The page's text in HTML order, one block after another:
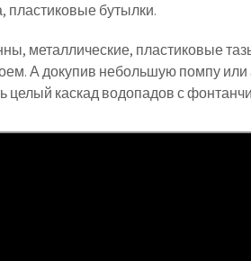
пластиковые бутылки.
металлические, пластиковые
А докупив небольшую помпу
целый каскад водопадов с